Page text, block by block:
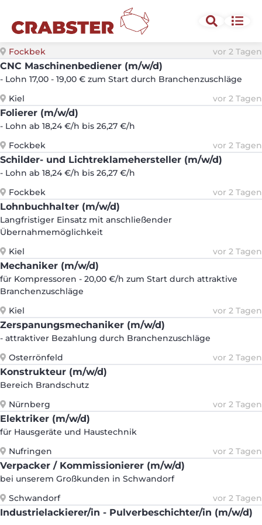
Automobilindustrie - attraktiver Bezahlung durch
Branchenzuschläge
Fockbek
vor 2 Tagen
CNC Maschinenbediener (m/w/d)
- Lohn 17,00 - 19,00 € zum Start durch Branchenzuschläge
Kiel
vor 2 Tagen
Folierer (m/w/d)
- Lohn ab 18,24 €/h bis 26,27 €/h
Fockbek
vor 2 Tagen
Schilder- und Lichtreklamehersteller (m/w/d)
- Lohn ab 18,24 €/h bis 26,27 €/h
Fockbek
vor 2 Tagen
Lohnbuchhalter (m/w/d)
Langfristiger Einsatz mit anschließender
Übernahmemöglichkeit
Kiel
vor 2 Tagen
Mechaniker (m/w/d)
für Kompressoren - 20,00 €/h zum Start durch attraktive
Branchenzuschläge
Kiel
vor 2 Tagen
Zerspanungsmechaniker (m/w/d)
- attraktiver Bezahlung durch Branchenzuschläge
Osterrönfeld
vor 2 Tagen
Konstrukteur (m/w/d)
Bereich Brandschutz
Nürnberg
vor 2 Tagen
Elektriker (m/w/d)
für Hausgeräte und Haustechnik
Nufringen
vor 2 Tagen
Verpacker / Kommissionierer (m/w/d)
bei unserem Großkunden in Schwandorf
Schwandorf
vor 2 Tagen
Industrielackierer/in - Pulverbeschichter/in (m/w/d)